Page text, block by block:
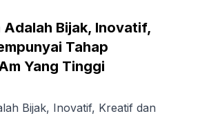
Adalah Bijak, Inovatif,
Tahap
Yang Tinggi
Bijak, Inovatif, Kreatif dan